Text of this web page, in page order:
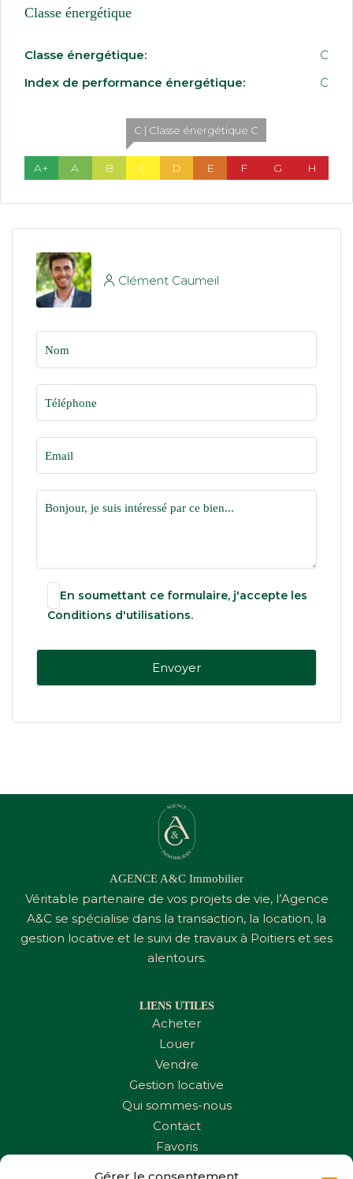
Classe énergétique
Classe énergétique:
C
Index de performance énergétique:
C
A+ A B
C | Classe énergétique C
C D E F G H
Clément Caumeil
En soumettant ce formulaire, j'accepte les
Conditions d'utilisations.
AGENCE A&C Immobilier
Véritable partenaire de vos projets de vie, l’Agence
A&C se spécialise dans la transaction, la location, la
gestion locative et le suivi de travaux à Poitiers et ses
alentours.
LIENS UTILES
Acheter
Louer
Vendre
Gestion locative
Qui sommes-nous
Contact
Favoris